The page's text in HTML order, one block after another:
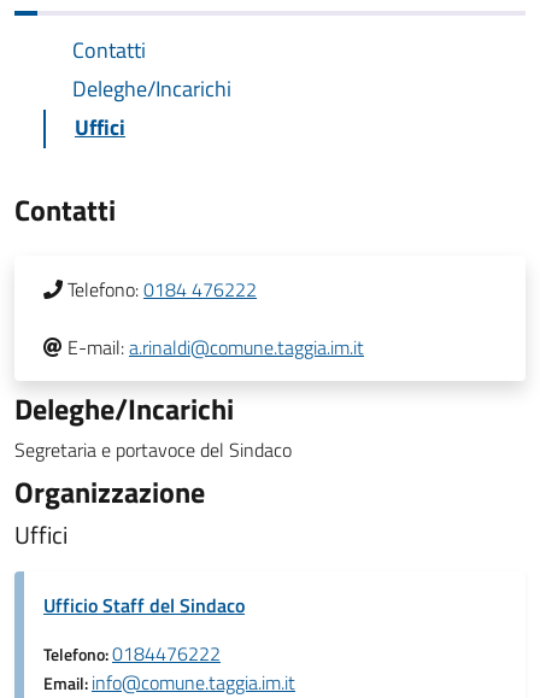
Contatti
Deleghe/Incarichi
Uffici
Contatti
Telefono:0184 476222
E-mail:a.rinaldi@comune.taggia.im.it
Deleghe/Incarichi
Segretaria e portavoce del Sindaco
Organizzazione
Uffici
Ufficio Staff del Sindaco
Telefono:0184476222
Email:info@comune.taggia.im.it